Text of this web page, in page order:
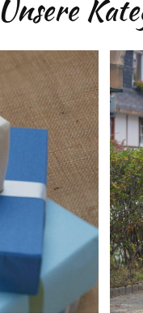
Unsere